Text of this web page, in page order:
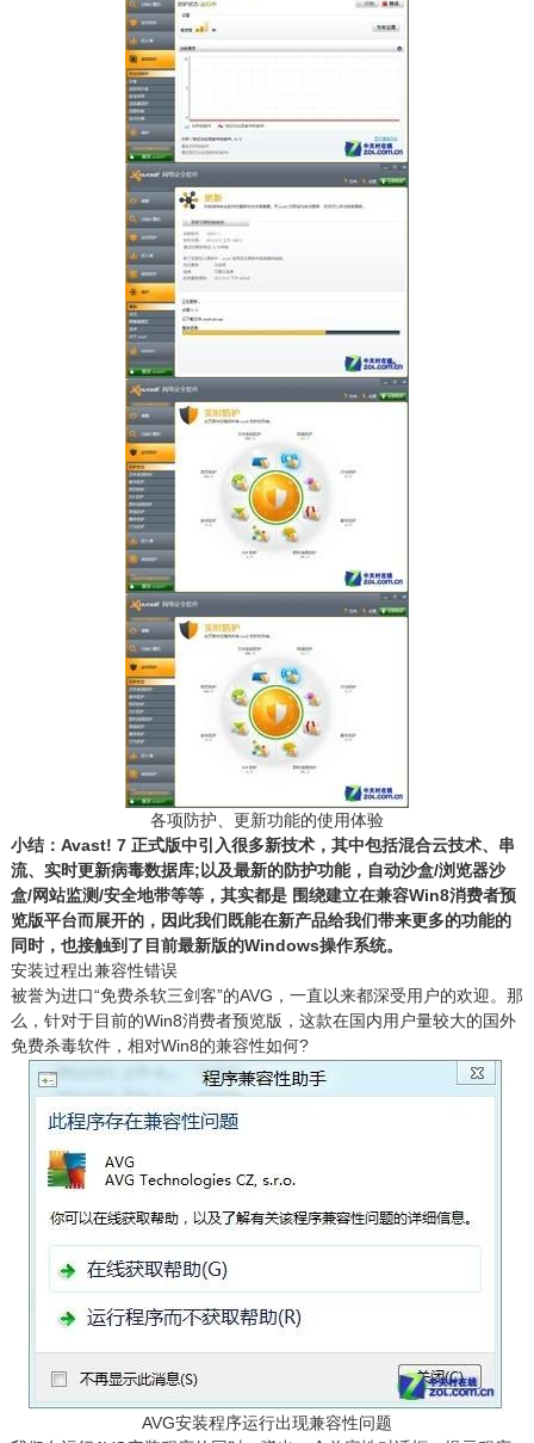
各项防护、更新功能的使用体验
小结：Avast! 7 正式版中引入很多新技术，其中包括混合云技术、串
流、实时更新病毒数据库;以及最新的防护功能，自动沙盒/浏览器沙
盒/网站监测/安全地带等等，其实都是 围绕建立在兼容Win8消费者预
览版平台而展开的，因此我们既能在新产品给我们带来更多的功能的
同时，也接触到了目前最新版的Windows操作系统。
安装过程出兼容性错误
被誉为进口“免费杀软三剑客”的AVG，一直以来都深受用户的欢迎。那
么，针对于目前的Win8消费者预览版，这款在国内用户量较大的国外
免费杀毒软件，相对Win8的兼容性如何?
AVG安装程序运行出现兼容性问题